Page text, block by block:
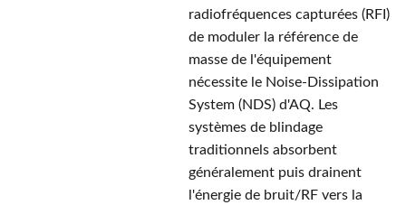
radiofréquences capturées (RFI)
de moduler la référence de
masse de l'équipement
nécessite le Noise-Dissipation
System (NDS) d'AQ. Les
systèmes de blindage
traditionnels absorbent
généralement puis drainent
l'énergie de bruit/RF vers la